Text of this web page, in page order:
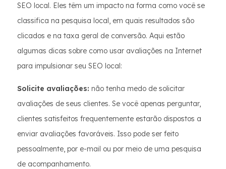
SEO local. Eles têm um impacto na forma como você se
classifica na pesquisa local, em quais resultados são
clicados e na taxa geral de conversão. Aqui estão
algumas dicas sobre como usar avaliações na Internet
para impulsionar seu SEO local:
Solicite avaliações: não tenha medo de solicitar
avaliações de seus clientes. Se você apenas perguntar,
clientes satisfeitos frequentemente estarão dispostos a
enviar avaliações favoráveis. Isso pode ser feito
pessoalmente, por e-mail ou por meio de uma pesquisa
de acompanhamento.